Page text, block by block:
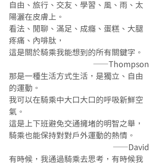
自由、旅行、交友、學習、風、雨、太
陽灑在皮膚上。
看法、閒聊、滿足、成癮、蛋糕、大腿
疼痛、內啡肽，
這是關於騎乘我能想到的所有關鍵字。
——Thompson
那是一種生活方式生活，是獨立、自由
的運動。
我可以在騎乘中大口大口的呼吸新鮮空
氣。
這是上下班避免交通擁堵的明智之舉，
騎乘也能保持對對戶外運動的熱情。
——David
有時候，我通過騎乘去思考，有時候我